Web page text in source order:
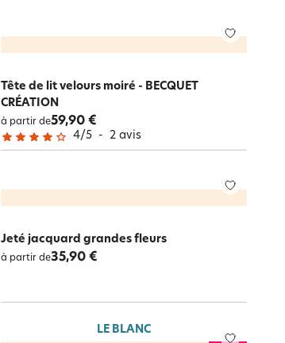
Tête de lit velours moiré - BECQUET
CRÉATION
à partir de59,90 €
4/5 - 2 avis
Jeté jacquard grandes fleurs
à partir de35,90 €
LE BLANC